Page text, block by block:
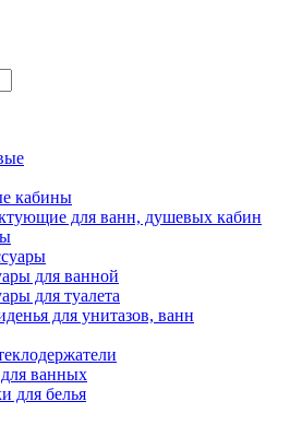
кабины
для ванн, душевых кабин
для ванной
для туалета
для унитазов, ванн
ванных
для белья